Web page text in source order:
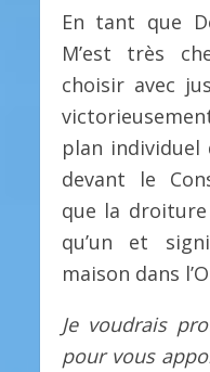
En tant que
M’est très
choisir avec
plan individuel
devant le
que la
qu’un et
maison dans
Je voudrais
pour vous